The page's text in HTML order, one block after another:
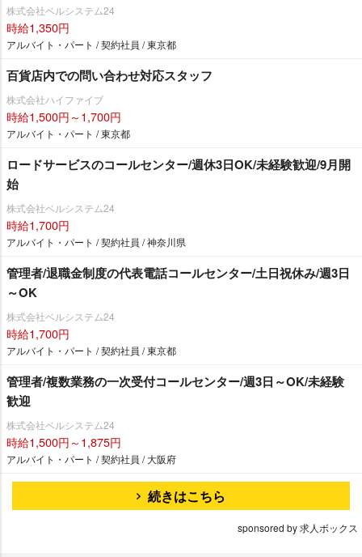
株式会社ベルシステム24
時給1,350円
アルバイト・パート / 契約社員 / 東京都
百貨店内での問い合わせ対応スタッフ
株式会社ハイファイブ
時給1,500円～1,700円
アルバイト・パート / 東京都
ロードサービスのコールセンター/週休3日OK/未経験歓迎/9月開
始
株式会社ベルシステム24
時給1,700円
アルバイト・パート / 契約社員 / 神奈川県
管理者/退職金制度の代表電話コールセンター/土日祝休み/週3日
～OK
株式会社ベルシステム24
時給1,700円
アルバイト・パート / 契約社員 / 東京都
管理者/複数業務の一次受付コールセンター/週3日～OK/未経験
歓迎
株式会社ベルシステム24
時給1,500円～1,875円
アルバイト・パート / 契約社員 / 大阪府
続きはこちら
sponsored by 求人ボックス